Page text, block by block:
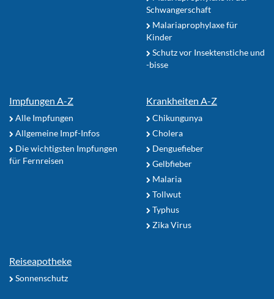
Schwangerschaft
Malariaprophylaxe für
Kinder
Schutz vor Insektenstiche und
-bisse
Impfungen A-Z
Alle Impfungen
Allgemeine Impf-Infos
Die wichtigsten Impfungen
für Fernreisen
Krankheiten A-Z
Chikungunya
Cholera
Denguefieber
Gelbfieber
Malaria
Tollwut
Typhus
Zika Virus
Reiseapotheke
Sonnenschutz